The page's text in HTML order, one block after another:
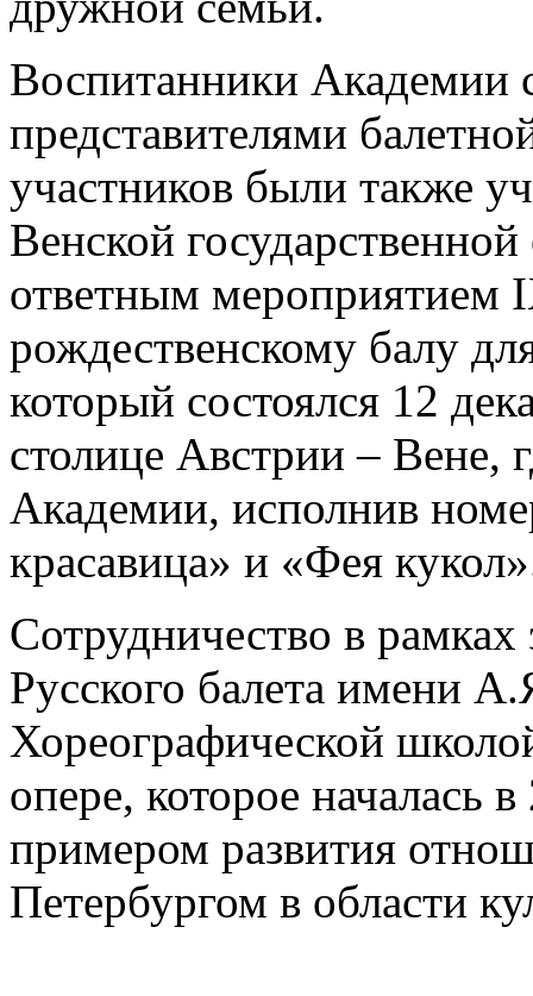
Воспитанники Академии
представителями
участников были также
Венской
ответным мероприятием
рождественскому балу
который состоялся 12
столице Австрии – Вене,
Академии, исполнив
красавица» и «Фея
Сотрудничество в
Русского балета имени
Хореографической
опере, которое началась
примером развития
Петербургом в области